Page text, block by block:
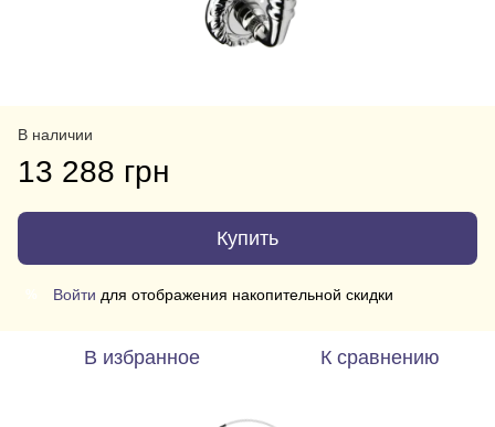
В наличии
13 288 грн
Купить
Войти для отображения накопительной скидки
В избранное К сравнению